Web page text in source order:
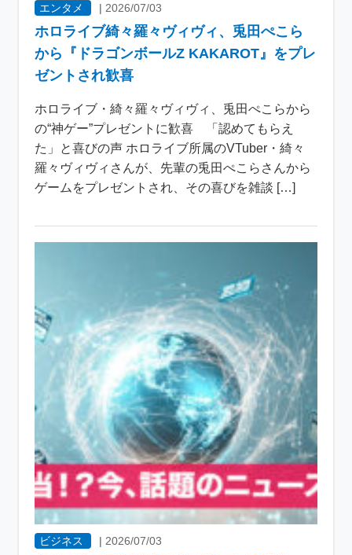
エンタメ | 2026/07/03
ホロライブ綺々羅々ヴィヴィ、兎田ぺこら
から『ドラゴンボールZ KAKAROT』をプレ
ゼントされ歓喜
ホロライブ・綺々羅々ヴィヴィ、兎田ぺこらから
の“神ゲー”プレゼントに歓喜 「認めてもらえ
た」と喜びの声 ホロライブ所属のVTuber・綺々
羅々ヴィヴィさんが、先輩の兎田ぺこらさんから
ゲームをプレゼントされ、その喜びを雑談 […]
ビジネス | 2026/07/03